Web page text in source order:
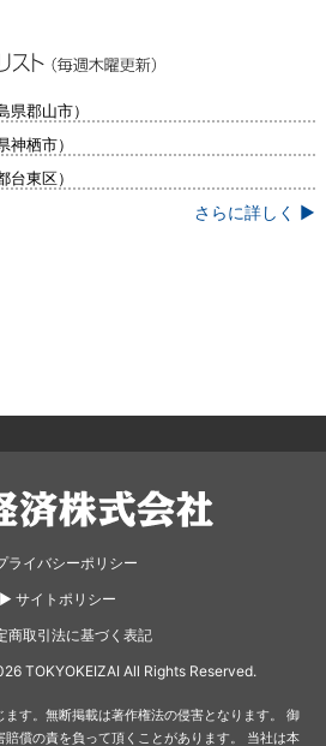
郡山市）
栖市）
東区）
さらに詳しく ▶
ライバシーポリシー
▶︎ サイトポリシー
商取引法に基づく表記
TOKYOKEIZAI All Rights Reserved.
す。無断掲載は著作権法の侵害となります。
御
償の責を負って頂くことがあります。
当社は本